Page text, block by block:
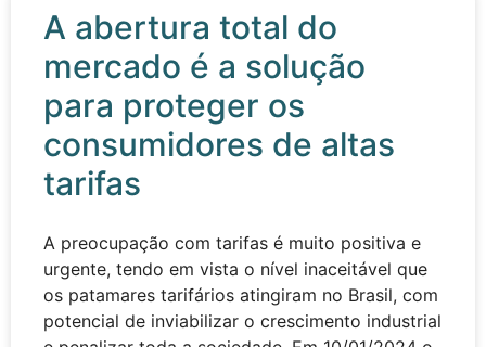
A abertura total do
mercado é a solução
para proteger os
consumidores de altas
tarifas
A preocupação com tarifas é muito positiva e
urgente, tendo em vista o nível inaceitável que
os patamares tarifários atingiram no Brasil, com
potencial de inviabilizar o crescimento industrial